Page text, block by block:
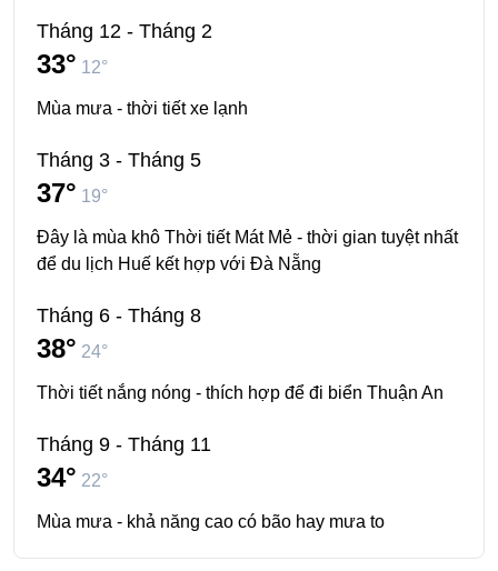
Tháng 12 - Tháng 2
33° 12°
Mùa mưa - thời tiết xe lạnh
Tháng 3 - Tháng 5
37° 19°
Đây là mùa khô Thời tiết Mát Mẻ - thời gian tuyệt nhất
để du lịch Huế kết hợp với Đà Nẵng
Tháng 6 - Tháng 8
38° 24°
Thời tiết nắng nóng - thích hợp để đi biển Thuận An
Tháng 9 - Tháng 11
34° 22°
Mùa mưa - khả năng cao có bão hay mưa to